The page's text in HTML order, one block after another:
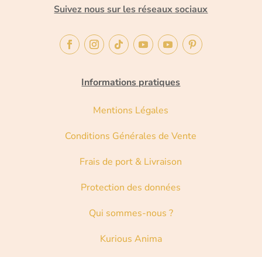
Suivez nous sur les réseaux sociaux
Informations pratiques
Mentions Légales
Conditions Générales de Vente
Frais de port & Livraison
Protection des données
Qui sommes-nous ?
Kurious Anima